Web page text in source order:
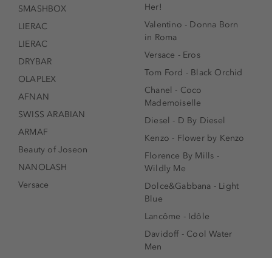
SMASHBOX
LIERAC
LIERAC
DRYBAR
OLAPLEX
AFNAN
SWISS ARABIAN
ARMAF
Beauty of Joseon
NANOLASH
Versace
Her!
Valentino - Donna Born
in Roma
Versace - Eros
Tom Ford - Black Orchid
Chanel - Coco
Mademoiselle
Diesel - D By Diesel
Kenzo - Flower by Kenzo
Florence By Mills -
Wildly Me
Dolce&Gabbana - Light
Blue
Lancôme - Idôle
Davidoff - Cool Water
Men